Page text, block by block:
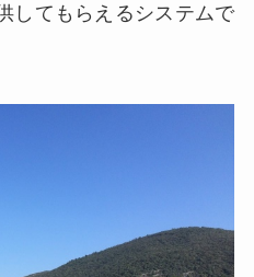
してもらえるシステムで